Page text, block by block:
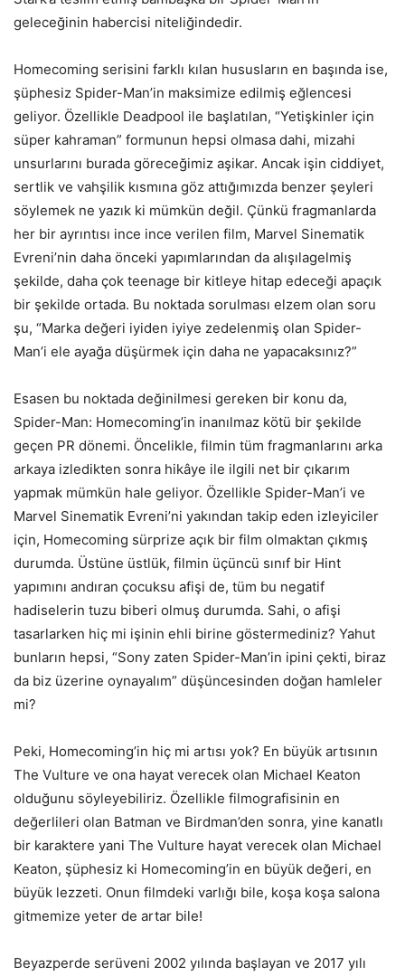
geleceğinin habercisi niteliğindedir.
Homecoming serisini farklı kılan hususların en başında ise,
şüphesiz Spider-Man’in maksimize edilmiş eğlencesi
geliyor. Özellikle Deadpool ile başlatılan, “Yetişkinler için
süper kahraman” formunun hepsi olmasa dahi, mizahi
unsurlarını burada göreceğimiz aşikar. Ancak işin ciddiyet,
sertlik ve vahşilik kısmına göz attığımızda benzer şeyleri
söylemek ne yazık ki mümkün değil. Çünkü fragmanlarda
her bir ayrıntısı ince ince verilen film, Marvel Sinematik
Evreni’nin daha önceki yapımlarından da alışılagelmiş
şekilde, daha çok teenage bir kitleye hitap edeceği apaçık
bir şekilde ortada. Bu noktada sorulması elzem olan soru
şu, “Marka değeri iyiden iyiye zedelenmiş olan Spider-
Man’i ele ayağa düşürmek için daha ne yapacaksınız?”
Esasen bu noktada değinilmesi gereken bir konu da,
Spider-Man: Homecoming’in inanılmaz kötü bir şekilde
geçen PR dönemi. Öncelikle, filmin tüm fragmanlarını arka
arkaya izledikten sonra hikâye ile ilgili net bir çıkarım
yapmak mümkün hale geliyor. Özellikle Spider-Man’i ve
Marvel Sinematik Evreni’ni yakından takip eden izleyiciler
için, Homecoming sürprize açık bir film olmaktan çıkmış
durumda. Üstüne üstlük, filmin üçüncü sınıf bir Hint
yapımını andıran çocuksu afişi de, tüm bu negatif
hadiselerin tuzu biberi olmuş durumda. Sahi, o afişi
tasarlarken hiç mi işinin ehli birine göstermediniz? Yahut
bunların hepsi, “Sony zaten Spider-Man’in ipini çekti, biraz
da biz üzerine oynayalım” düşüncesinden doğan hamleler
mi?
Peki, Homecoming’in hiç mi artısı yok? En büyük artısının
The Vulture ve ona hayat verecek olan Michael Keaton
olduğunu söyleyebiliriz. Özellikle filmografisinin en
değerlileri olan Batman ve Birdman’den sonra, yine kanatlı
bir karaktere yani The Vulture hayat verecek olan Michael
Keaton, şüphesiz ki Homecoming’in en büyük değeri, en
büyük lezzeti. Onun filmdeki varlığı bile, koşa koşa salona
gitmemize yeter de artar bile!
Beyazperde serüveni 2002 yılında başlayan ve 2017 yılı